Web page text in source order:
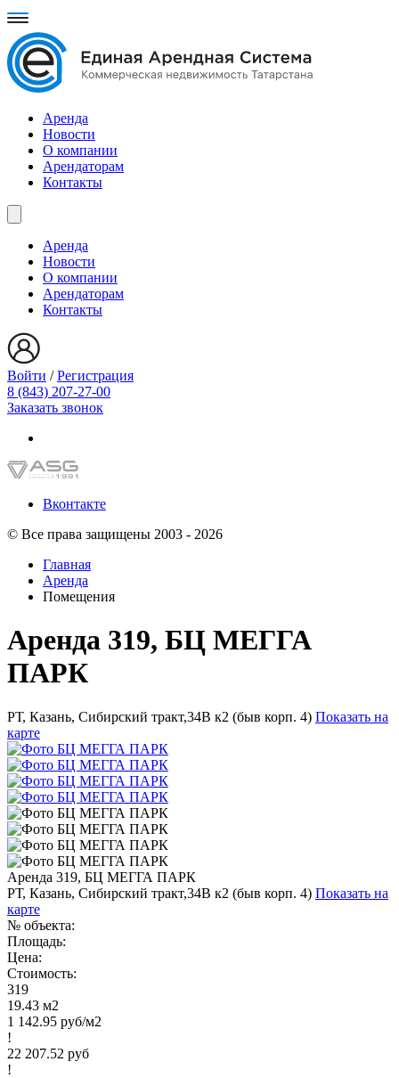
Аренда
Новости
О компании
Арендаторам
Контакты
Аренда
Новости
О компании
Арендаторам
Контакты
Войти /Регистрация
8 (843) 207-27-00
Заказать звонок
Вконтакте
© Все права защищены 2003 - 2026
Главная
Аренда
Помещения
Аренда 319, БЦ МЕГГА
ПАРК
РТ, Казань, Сибирский тракт,34В к2 (быв корп. 4) Показать на
карте
Аренда 319, БЦ МЕГГА ПАРК
РТ, Казань, Сибирский тракт,34В к2 (быв корп. 4) Показать на
карте
№ объекта:
Площадь:
Цена:
Стоимость:
319
19.43 м2
1 142.95 руб/м2
!
22 207.52 руб
!